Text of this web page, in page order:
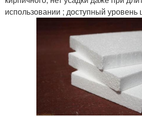
использовании ; доступный уровень